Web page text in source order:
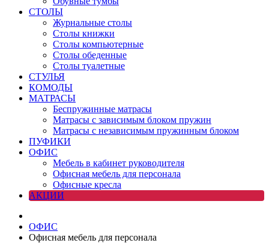
СТОЛЫ
Журнальные столы
Столы книжки
Столы компьютерные
Столы обеденные
Столы туалетные
СТУЛЬЯ
КОМОДЫ
МАТРАСЫ
Беспружинные матрасы
Матрасы с зависимым блоком пружин
Матрасы с независимым пружинным блоком
ПУФИКИ
ОФИС
Мебель в кабинет руководителя
Офисная мебель для персонала
Офисные кресла
АКЦИИ
ОФИС
Офисная мебель для персонала